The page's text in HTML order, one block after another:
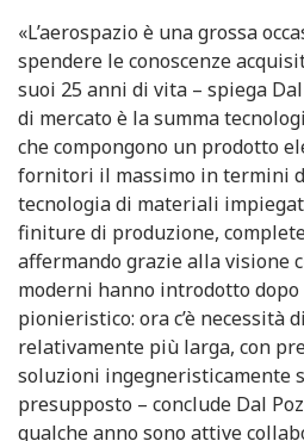
«L’aerospazio è una grossa
spendere le conoscenze
suoi 25 anni di vita – spiega
di mercato è la summa
che compongono un prodotto
fornitori il massimo in termini
tecnologia di materiali
finiture di produzione,
affermando grazie alla visione
moderni hanno introdotto
pionieristico: ora c’è necessità
relativamente più larga, con
soluzioni ingegneristicamente
presupposto – conclude Dal
qualche anno sono attive